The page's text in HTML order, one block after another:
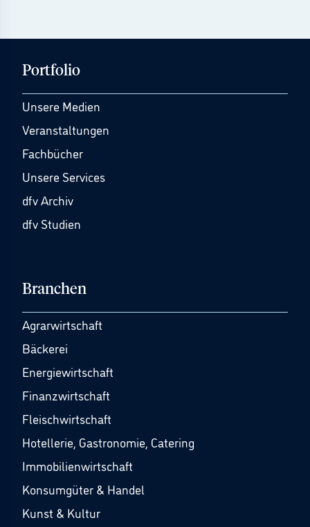
Portfolio
Unsere Medien
Veranstaltungen
Fachbücher
Unsere Services
dfv Archiv
dfv Studien
Branchen
Agrarwirtschaft
Bäckerei
Energiewirtschaft
Finanzwirtschaft
Fleischwirtschaft
Hotellerie, Gastronomie, Catering
Immobilienwirtschaft
Konsumgüter & Handel
Kunst & Kultur